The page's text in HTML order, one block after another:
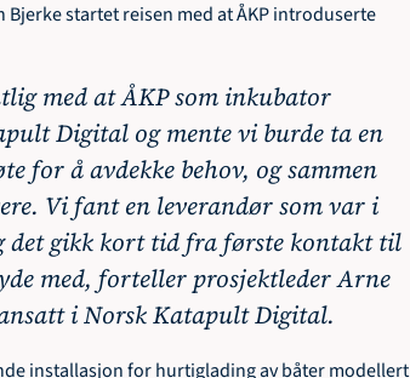
Bjerke startet reisen med at ÅKP introduserte
med at ÅKP som inkubator
Digital og mente vi burde ta en
for å avdekke behov, og sammen
Vi fant en leverandør som var i
det gikk kort tid fra første kontakt til
med, forteller prosjektleder Arne
i Norsk Katapult Digital.
installasjon for hurtiglading av båter modellert